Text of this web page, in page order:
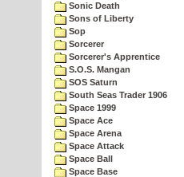
Sonic Death
Sons of Liberty
Sop
Sorcerer
Sorcerer's Apprentice
S.O.S. Mangan
SOS Saturn
South Seas Trader 1906
Space 1999
Space Ace
Space Arena
Space Attack
Space Ball
Space Base